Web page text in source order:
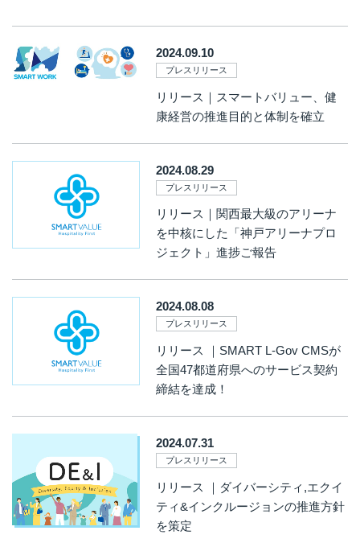
2024.09.10
プレスリリース
リリース｜スマートバリュー、健
康経営の推進目的と体制を確立
2024.08.29
プレスリリース
リリース｜関西最大級のアリーナ
を中核にした「神戸アリーナプロ
ジェクト」進捗ご報告
2024.08.08
プレスリリース
リリース ｜SMART L-Gov CMSが
全国47都道府県へのサービス契約
締結を達成！
2024.07.31
プレスリリース
リリース ｜ダイバーシティ,エクイ
ティ&インクルージョンの推進方針
を策定